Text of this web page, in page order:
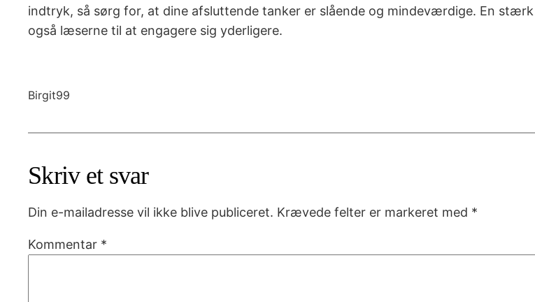
indtryk, så sørg for, at dine afsluttende tanker er slående og mindeværdige. En
også læserne til at engagere sig yderligere.
Birgit99
Skriv et svar
Din e-mailadresse vil ikke blive publiceret. Krævede felter er markeret med *
Kommentar *